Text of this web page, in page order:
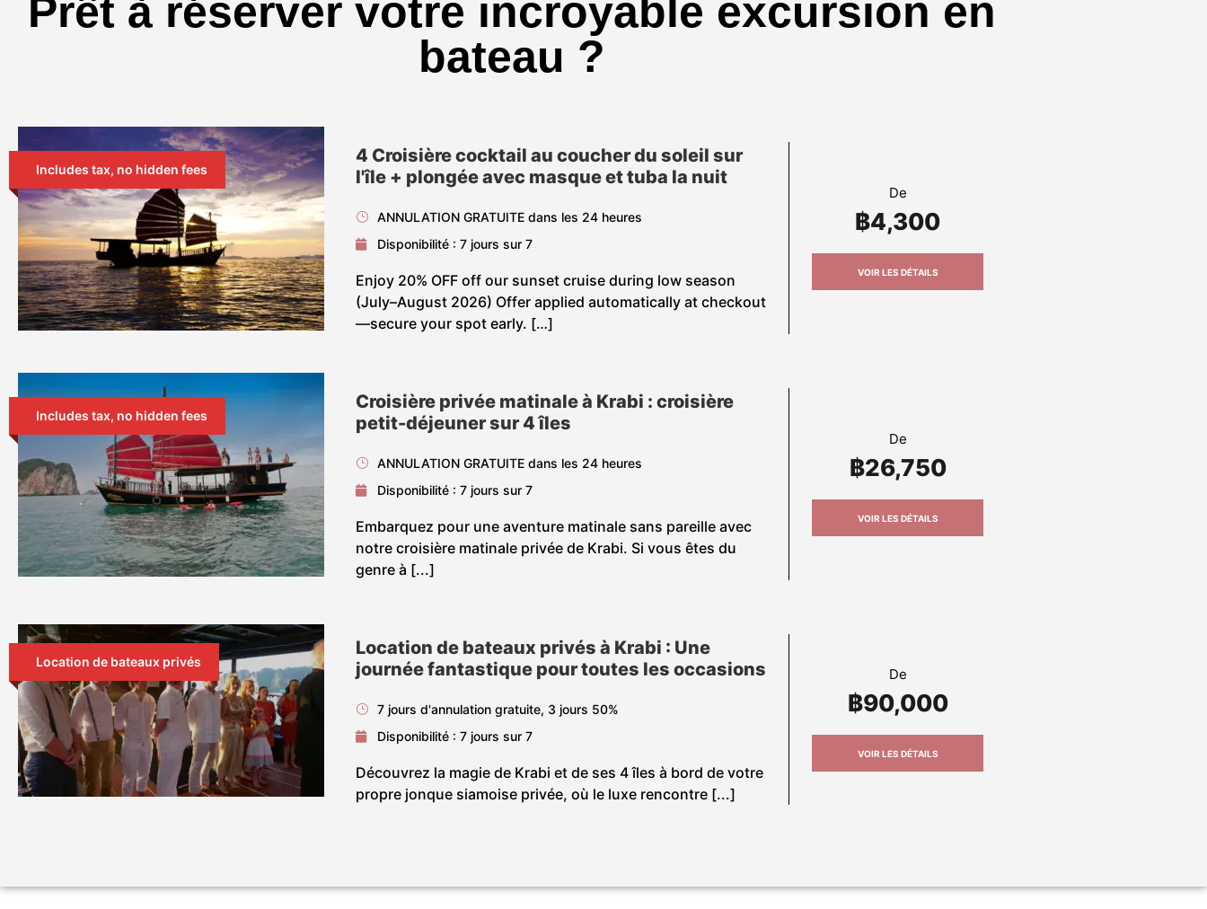
Prêt à réserver votre incroyable excursion en
bateau ?
Includes tax, no hidden fees
4 Croisière cocktail au coucher du soleil sur
l'île + plongée avec masque et tuba la nuit
ANNULATION GRATUITE dans les 24 heures
Disponibilité : 7 jours sur 7
Enjoy 20% OFF off our sunset cruise during low season
(July–August 2026) Offer applied automatically at checkout
—secure your spot early. […]
De
฿4,300
VOIR LES DÉTAILS
Includes tax, no hidden fees
Croisière privée matinale à Krabi : croisière
petit-déjeuner sur 4 îles
ANNULATION GRATUITE dans les 24 heures
Disponibilité : 7 jours sur 7
Embarquez pour une aventure matinale sans pareille avec
notre croisière matinale privée de Krabi. Si vous êtes du
genre à [...]
De
฿26,750
VOIR LES DÉTAILS
Location de bateaux privés
Location de bateaux privés à Krabi : Une
journée fantastique pour toutes les occasions
7 jours d'annulation gratuite, 3 jours 50%
Disponibilité : 7 jours sur 7
Découvrez la magie de Krabi et de ses 4 îles à bord de votre
propre jonque siamoise privée, où le luxe rencontre [...]
De
฿90,000
VOIR LES DÉTAILS